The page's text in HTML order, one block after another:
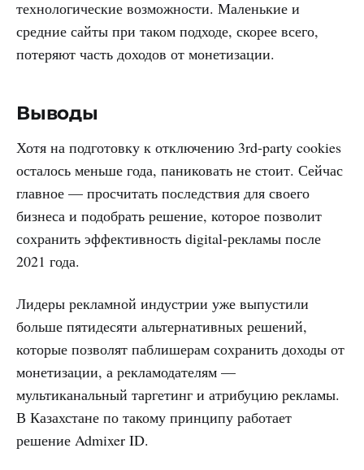
технологические возможности. Маленькие и
средние сайты при таком подходе, скорее всего,
потеряют часть доходов от монетизации.
Выводы
Хотя на подготовку к отключению 3rd-party cookies
осталось меньше года, паниковать не стоит. Сейчас
главное — просчитать последствия для своего
бизнеса и подобрать решение, которое позволит
сохранить эффективность digital-рекламы после
2021 года.
Лидеры рекламной индустрии уже выпустили
больше пятидесяти альтернативных решений,
которые позволят паблишерам сохранить доходы от
монетизации, а рекламодателям —
мультиканальный таргетинг и атрибуцию рекламы.
В Казахстане по такому принципу работает
решение Admixer ID.